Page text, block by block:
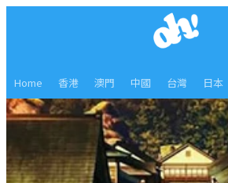
Home 香港 澳門 中國 台灣 日本